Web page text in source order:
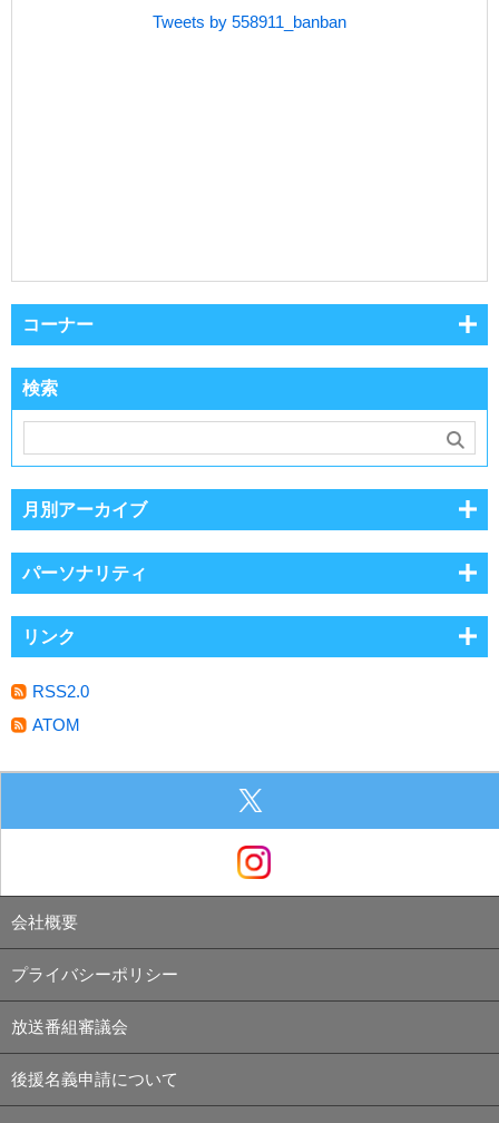
Tweets by 558911_banban
コーナー
検索
月別アーカイブ
パーソナリティ
リンク
RSS2.0
ATOM
会社概要
プライバシーポリシー
放送番組審議会
後援名義申請について